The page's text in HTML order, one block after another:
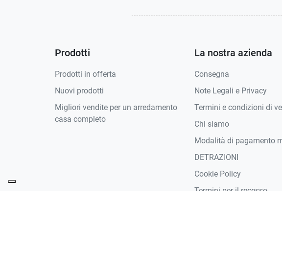
Prodotti
Prodotti in offerta
Nuovi prodotti
Migliori vendite per un arredamento
casa completo
La nostra azienda
Consegna
Note Legali e Privacy
Termini e condizioni di
Chi siamo
Modalità di pagamento
DETRAZIONI
Cookie Policy
Termini per il recesso